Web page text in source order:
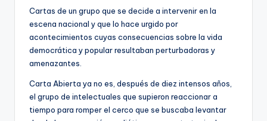
Cartas de un grupo que se decide a intervenir en la
escena nacional y que lo hace urgido por
acontecimientos cuyas consecuencias sobre la vida
democrática y popular resultaban perturbadoras y
amenazantes.
Carta Abierta ya no es, después de diez intensos años,
el grupo de intelectuales que supieron reaccionar a
tiempo para romper el cerco que se buscaba levantar